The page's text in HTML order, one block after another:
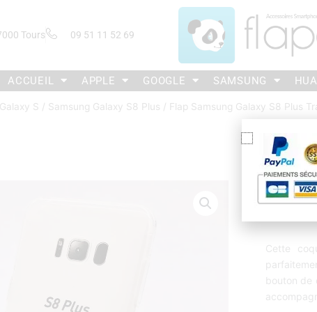
Tours 09 51 11 52 69
ACCUEIL APPLE GOOGLE SAMSUNG
S / Samsung Galaxy S8 Plus / Flap Samsung Galaxy S8 Plus
Flap
Cette
bouton de